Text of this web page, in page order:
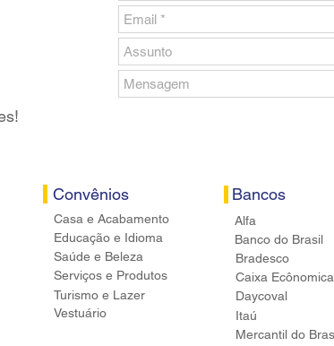
Convênios
Casa e Acabamento
Educação e Idioma
Saúde e Beleza
Serviços e Produtos
Turismo e Lazer
Vestuário
Bancos
Alfa
Banco do Brasil
Bradesco
Caixa
Daycoval
Itaú
Mercantil do